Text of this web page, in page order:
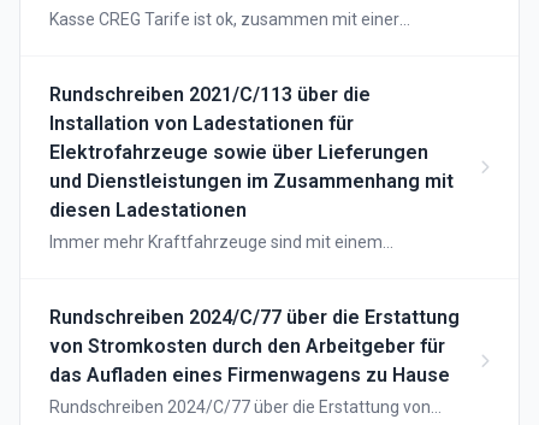
Kasse CREG Tarife ist ok, zusammen mit einer
Rundschreiben 2021/C/113 über die
Installation von Ladestationen für
Elektrofahrzeuge sowie über Lieferungen
und Dienstleistungen im Zusammenhang mit
diesen Ladestationen
Immer mehr Kraftfahrzeuge sind mit einem
Traktionsbatterie oder eine Brennstoffzelle
bereitgestellt. Es gibt sowohl Fahrzeuge, die
ausschließlich mit einem Elektromotor ausgestattet
sind, als auch Hybridmodelle. Mit einem Elektromotor
ausgestattete Kraftfahrzeuge (im Folgenden als
Rundschreiben 2024/C/77 über die Erstattung
von Stromkosten durch den Arbeitgeber für
das Aufladen eines Firmenwagens zu Hause
Rundschreiben 2024/C/77 über die Erstattung von